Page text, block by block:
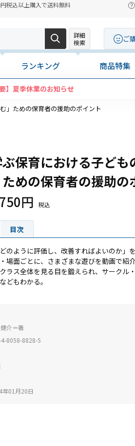
税込以上購入で送料無料
詳細
検索
ご
ランキング 商品特集
要】夏季休業のお知らせ
」ための保育者の援助のポイント
保育における子ど
めの保育者の援助の
円
目次
どのように評価し、改善すればよいのか」
場面ごとに、さまざまな遊びを動画で紹
ラス全体を見る目を鍛えられ、サークル
どもわかる。
介＝著
8058-8828-5
年01月20日